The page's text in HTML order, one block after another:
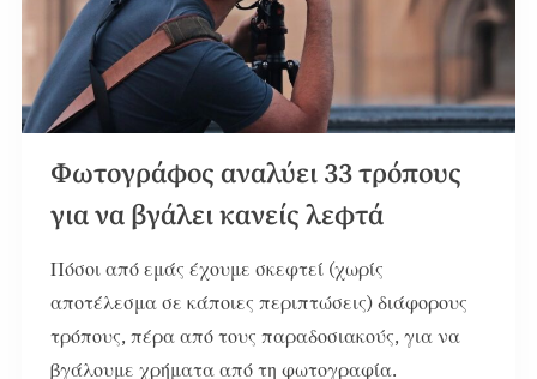
Φωτογράφος αναλύει 33 τρόπους
για να βγάλει κανείς λεφτά
Πόσοι από εμάς έχουμε σκεφτεί (χωρίς
αποτέλεσμα σε κάποιες περιπτώσεις) διάφορους
τρόπους, πέρα από τους παραδοσιακούς, για να
βγάλουμε χρήματα από τη φωτογραφία.